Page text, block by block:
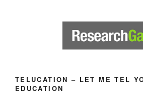
TELUCATION – LET ME TEL
EDUCATION